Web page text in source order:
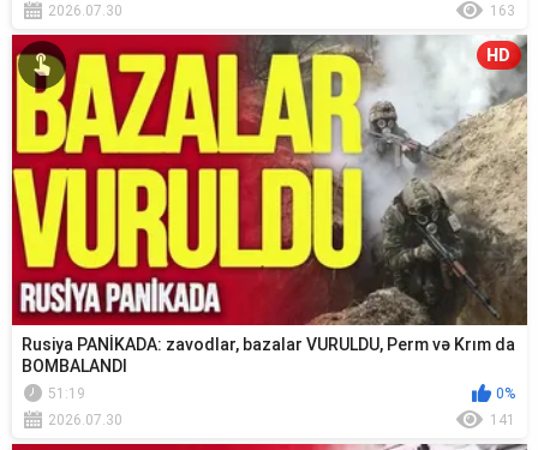
2026.07.30
163
HD
Rusiya PANİKADA: zavodlar, bazalar VURULDU, Perm və Krım da
BOMBALANDI
51:19
0%
2026.07.30
141